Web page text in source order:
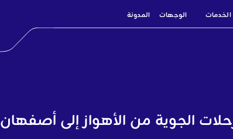
الخدمات الوجهات المدونة
الجوية من الأهواز إلى أصفهان